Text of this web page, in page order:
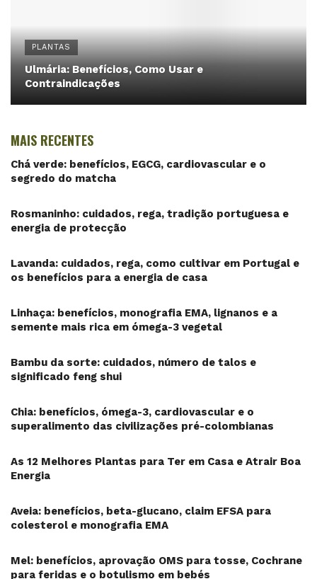
PLANTAS
Ulmária: Benefícios, Como Usar e
Contraindicações
MAIS RECENTES
Chá verde: benefícios, EGCG, cardiovascular e o
segredo do matcha
Rosmaninho: cuidados, rega, tradição portuguesa e
energia de protecção
Lavanda: cuidados, rega, como cultivar em Portugal e
os benefícios para a energia de casa
Linhaça: benefícios, monografia EMA, lignanos e a
semente mais rica em ómega-3 vegetal
Bambu da sorte: cuidados, número de talos e
significado feng shui
Chia: benefícios, ómega-3, cardiovascular e o
superalimento das civilizações pré-colombianas
As 12 Melhores Plantas para Ter em Casa e Atrair Boa
Energia
Aveia: benefícios, beta-glucano, claim EFSA para
colesterol e monografia EMA
Mel: benefícios, aprovação OMS para tosse, Cochrane
para feridas e o botulismo em bebés